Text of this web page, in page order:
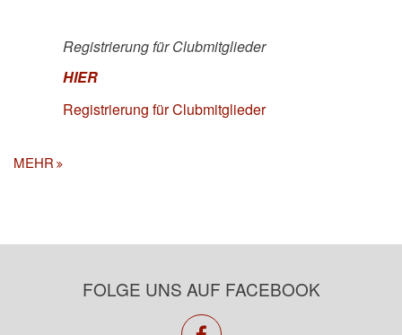
Registrierung für Clubmitglieder
HIER
Registrierung für Clubmitglieder
MEHR
FOLGE UNS AUF FACEBOOK